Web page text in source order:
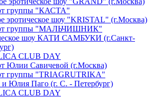
группы "КАСТА"
эротическое шоу "KRISTAL" (г.Москва)
группы "МАЛЬЧИШНИК"
шоу КАТИ САМБУКИ (г.Санкт-
CLUB DAY
Юлии Савичевой (г.Москва)
группы "TRIAGRUTRIKA"
и Юлия Паго (г. С. - Петербург)
CLUB DAY